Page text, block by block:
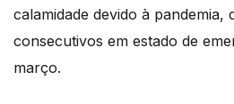
calamidade devido à pandemia,
consecutivos em estado de
março.